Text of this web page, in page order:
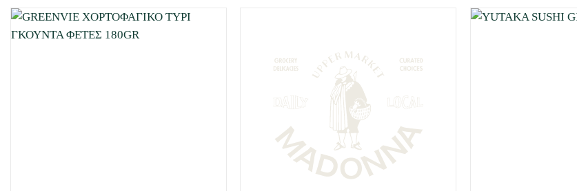
στη Λίστα
Επιθυμιών